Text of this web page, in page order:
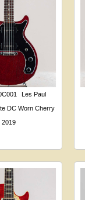
Les Paul
DC Worn Cherry
2019